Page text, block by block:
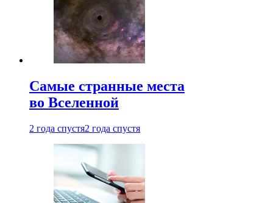
Самые странные места
во Вселенной
2 года спустя2 года спустя